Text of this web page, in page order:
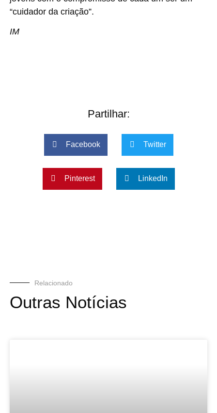
“cuidador da criação”.
IM
Partilhar:
Facebook Twitter
Pinterest LinkedIn
Relacionado
Outras Notícias